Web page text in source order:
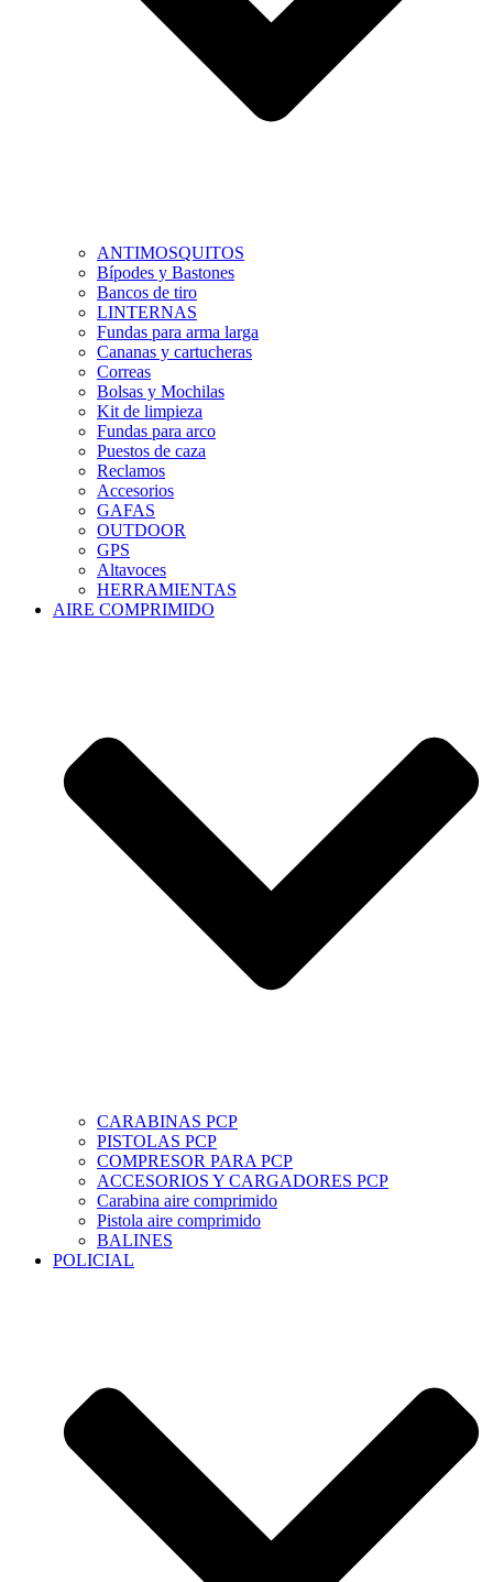
ANTIMOSQUITOS
Bípodes y Bastones
Bancos de tiro
LINTERNAS
Fundas para arma larga
Cananas y cartucheras
Correas
Bolsas y Mochilas
Kit de limpieza
Fundas para arco
Puestos de caza
Reclamos
Accesorios
GAFAS
OUTDOOR
GPS
Altavoces
HERRAMIENTAS
AIRE COMPRIMIDO
CARABINAS PCP
PISTOLAS PCP
COMPRESOR PARA PCP
ACCESORIOS Y CARGADORES PCP
Carabina aire comprimido
Pistola aire comprimido
BALINES
POLICIAL